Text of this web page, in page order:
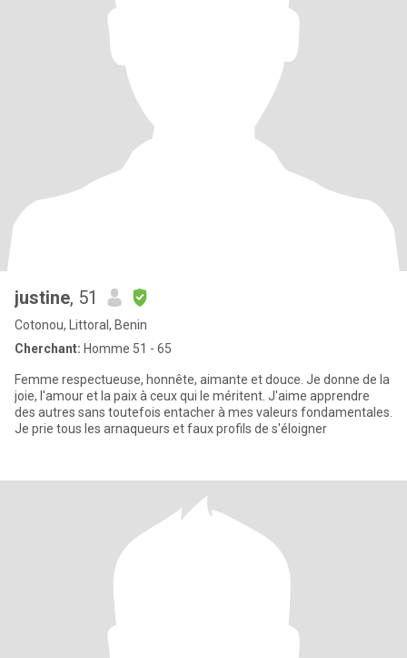
justine, 51
Cotonou, Littoral, Benin
Cherchant: Homme 51 - 65
Femme respectueuse, honnête, aimante et douce. Je donne de la
joie, l'amour et la paix à ceux qui le méritent. J'aime apprendre
des autres sans toutefois entacher à mes valeurs fondamentales.
Je prie tous les arnaqueurs et faux profils de s'éloigner